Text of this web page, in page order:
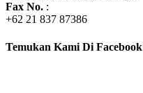
Fax No. :
+62 21 837 87386
Temukan Kami Di Facebook